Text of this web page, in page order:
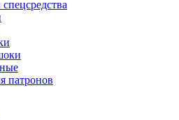
патронов